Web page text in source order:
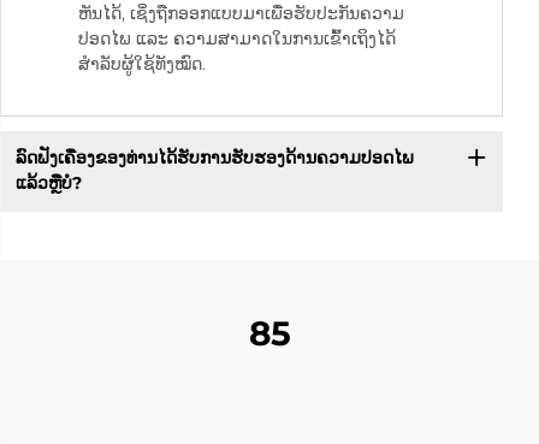
ຫັນໄດ້, ເຊິ່ງຖືກອອກແບບມາເພື່ອຮັບປະກັນຄວາມ
ປອດໄພ ແລະ ຄວາມສາມາດໃນການເຂົ້າເຖິງໄດ້
ສຳລັບຜູ້ໃຊ້ທັງໝົດ.
ລົດຟັງເຄື່ອງຂອງທ່ານໄດ້ຮັບການຮັບຮອງດ້ານຄວາມປອດໄພ
ແລ້ວຫຼືບໍ?
85